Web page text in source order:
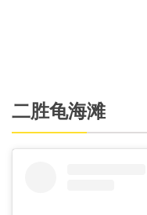
二胜龟海滩